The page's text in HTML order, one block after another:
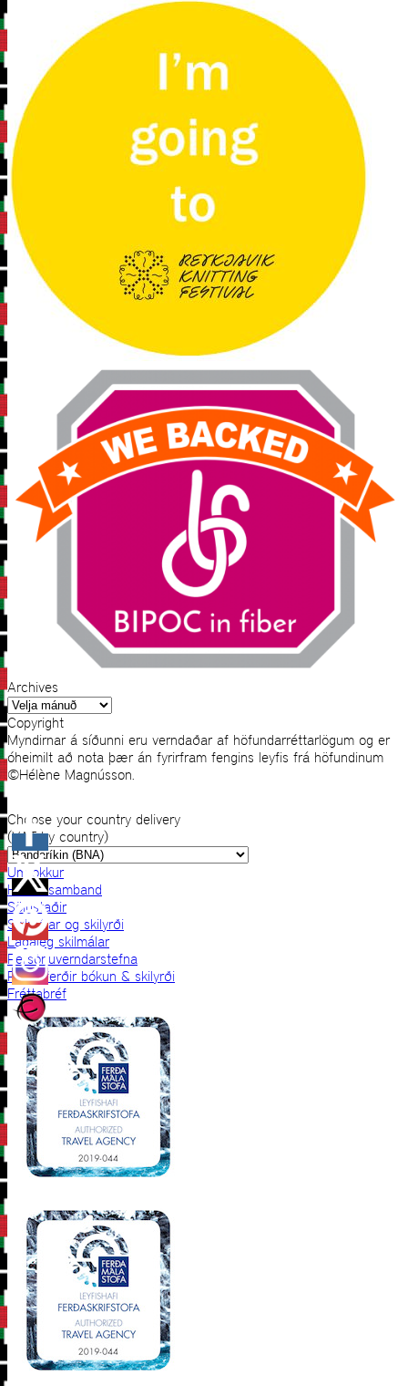
Archives
Archives
Copyright
Myndirnar á síðunni eru verndaðar af höfundarréttarlögum og er
óheimilt að nota þær án fyrirfram fengins leyfis frá höfundinum
©Hélène Magnússon.
Choose your country delivery
(VAT by country)
Um okkur
Hafðu samband
Sölustaðir
Skilmálar og skilyrði
Lagaleg skilmálar
Persónuverndarstefna
Prjónaferðir bókun & skilyrði
Fréttabréf